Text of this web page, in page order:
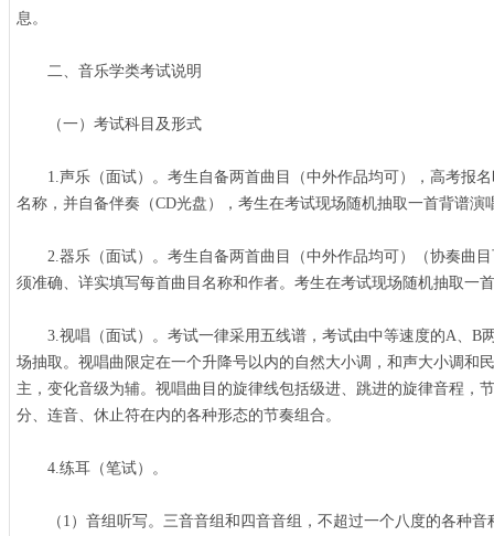
息。
二、音乐学类考试说明
（一）考试科目及形式
1.声乐（面试）。考生自备两首曲目（中外作品均可），高考报名
名称，并自备伴奏（CD光盘），考生在考试现场随机抽取一首背谱演
2.器乐（面试）。考生自备两首曲目（中外作品均可）（协奏曲目
须准确、详实填写每首曲目名称和作者。考生在考试现场随机抽取一
3.视唱（面试）。考试一律采用五线谱，考试由中等速度的A、B
场抽取。视唱曲限定在一个升降号以内的自然大小调，和声大小调和
主，变化音级为辅。视唱曲目的旋律线包括级进、跳进的旋律音程，
分、连音、休止符在内的各种形态的节奏组合。
4.练耳（笔试）。
（1）音组听写。三音音组和四音音组，不超过一个八度的各种音